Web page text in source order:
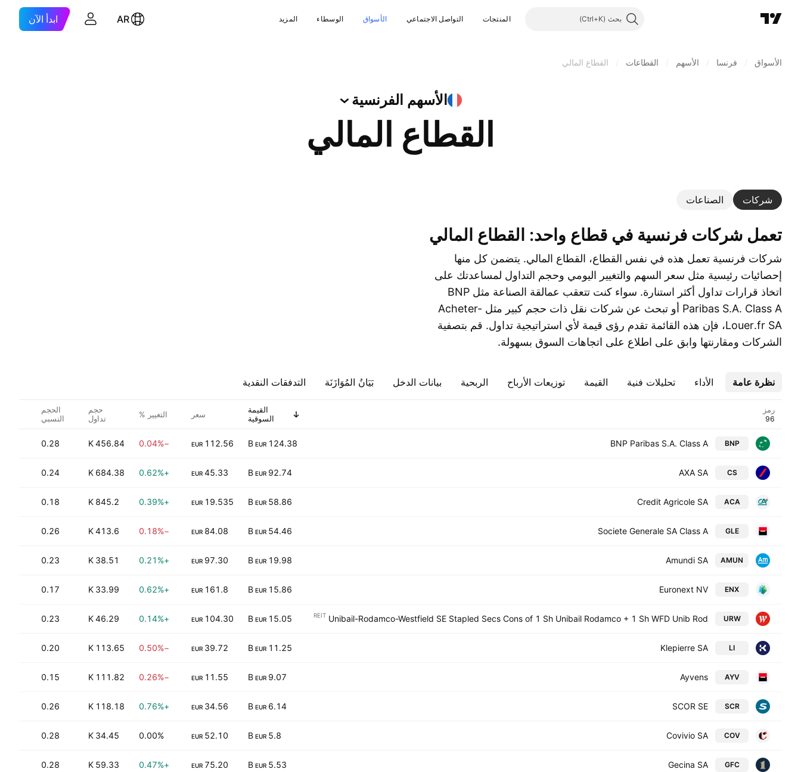
بحث المنتجات التواصل الاجتماعي الأسواق الوسطاء المزيد AR ابدأ الآن
الأسواق فرنسا الأسهم القطاعات القطاع المالي
الأسهم الفرنسية
القطاع المالي
شركات الصناعات
تعمل ‎شركات فرنسية‎ في قطاع واحد: القطاع المالي
شركات فرنسية تعمل هذه في نفس القطاع، القطاع المالي. يتضمن كل منها
إحصائيات رئيسية مثل سعر السهم والتغيير اليومي وحجم التداول لمساعدتك على
اتخاذ قرارات تداول أكثر استنارة. سواء كنت تتعقب عمالقة الصناعة مثل BNP
Paribas S.A. Class A أو تبحث عن شركات نقل ذات حجم كبير مثل Acheter-
Louer.fr SA، فإن هذه القائمة تقدم رؤى قيمة لأي استراتيجية تداول. قم بتصفية
الشركات ومقارنتها وابق على اطلاع على اتجاهات السوق بسهولة.
نظرة عامة الأداء تحليلات فنية القيمة توزيعات الأرباح الربحية بيانات الدخل بَيَانُ المُوَازَنَة التدفقات النقدية
رمز
القيمة
السوقية
سعر التغيير %
حجم
تداول
الحجم
النسبي
BNP
BNP Paribas S.A. Class A
124.38 B
EUR
112.56
EUR
−0.04%
456.84 K
0.28
CS
AXA SA
92.74 B
EUR
45.33
EUR
+0.62%
684.38 K
0.24
ACA
Credit Agricole SA
58.86 B
EUR
19.535
EUR
+0.39%
845.2 K
0.18
GLE
Societe Generale SA Class A
54.46 B
EUR
84.08
EUR
−0.18%
413.6 K
0.26
AMUN
Amundi SA
19.98 B
EUR
97.30
EUR
+0.21%
38.51 K
0.23
ENX
Euronext NV
15.86 B
EUR
161.8
EUR
+0.62%
33.99 K
0.17
URW
Unibail-Rodamco-Westfield SE Stapled Secs Cons of 1 Sh Unibail Rodamco + 1 Sh WFD Unib Rod
REIT
15.05 B
EUR
104.30
EUR
+0.14%
46.29 K
0.23
LI
Klepierre SA
11.25 B
EUR
39.72
EUR
−0.50%
113.65 K
0.20
AYV
Ayvens
9.07 B
EUR
11.55
EUR
−0.26%
111.82 K
0.15
SCR
SCOR SE
6.14 B
EUR
34.56
EUR
+0.76%
118.18 K
0.26
COV
Covivio SA
5.8 B
EUR
52.10
EUR
0.00%
34.45 K
0.28
GFC
Gecina SA
5.53 B
EUR
75.20
EUR
+0.47%
59.33 K
0.28